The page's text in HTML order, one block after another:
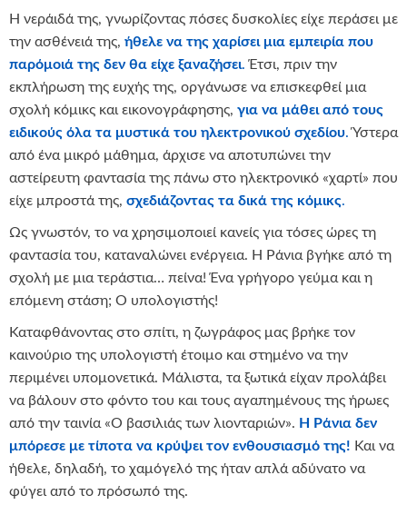
Η νεράιδά της, γνωρίζοντας πόσες δυσκολίες είχε περάσει με
την ασθένειά της, ήθελε να της χαρίσει μια εμπειρία που
παρόμοιά της δεν θα είχε ξαναζήσει. Έτσι, πριν την
εκπλήρωση της ευχής της, οργάνωσε να επισκεφθεί μια
σχολή κόμικς και εικονογράφησης, για να μάθει από τους
ειδικούς όλα τα μυστικά του ηλεκτρονικού σχεδίου.Ύστερα
από ένα μικρό μάθημα, άρχισε να αποτυπώνει την
αστείρευτη φαντασία της πάνω στο ηλεκτρονικό «χαρτί» που
είχε μπροστά της, σχεδιάζοντας τα δικά της κόμικς.
Ως γνωστόν, το να χρησιμοποιεί κανείς για τόσες ώρες τη
φαντασία του, καταναλώνει ενέργεια. Η Ράνια βγήκε από τη
σχολή με μια τεράστια… πείνα! Ένα γρήγορο γεύμα και η
επόμενη στάση; Ο υπολογιστής!
Καταφθάνοντας στο σπίτι, η ζωγράφος μας βρήκε τον
καινούριο της υπολογιστή έτοιμο και στημένο να την
περιμένει υπομονετικά. Μάλιστα, τα ξωτικά είχαν προλάβει
να βάλουν στο φόντο του και τους αγαπημένους της ήρωες
από την ταινία «Ο βασιλιάς των λιονταριών». Η Ράνια δεν
μπόρεσε με τίποτα να κρύψει τον ενθουσιασμό της! Και να
ήθελε, δηλαδή, το χαμόγελό της ήταν απλά αδύνατο να
φύγει από το πρόσωπό της.